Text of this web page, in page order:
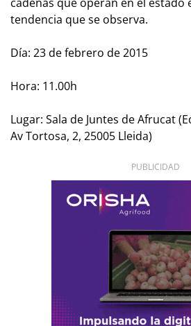
cadenas que operan en el estado
tendencia que se observa.
Día: 23 de febrero de 2015
Hora: 11.00h
Lugar: Sala de Juntes de Afrucat
Av Tortosa, 2, 25005 Lleida)
PUBLICIDAD